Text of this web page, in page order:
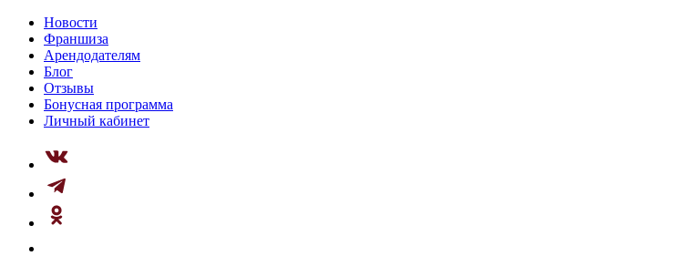
Новости
Франшиза
Арендодателям
Блог
Отзывы
Бонусная программа
Личный кабинет